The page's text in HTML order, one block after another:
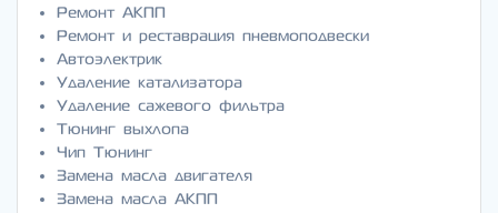
Ремонт АКПП
Ремонт и реставрация пневмоподвески
Автоэлектрик
Удаление катализатора
Удаление сажевого фильтра
Тюнинг выхлопа
Чип Тюнинг
Замена масла двигателя
Замена масла АКПП